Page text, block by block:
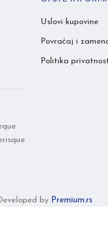
Uslovi kupovine
Povraćaj i
Politika
by Premium.rs